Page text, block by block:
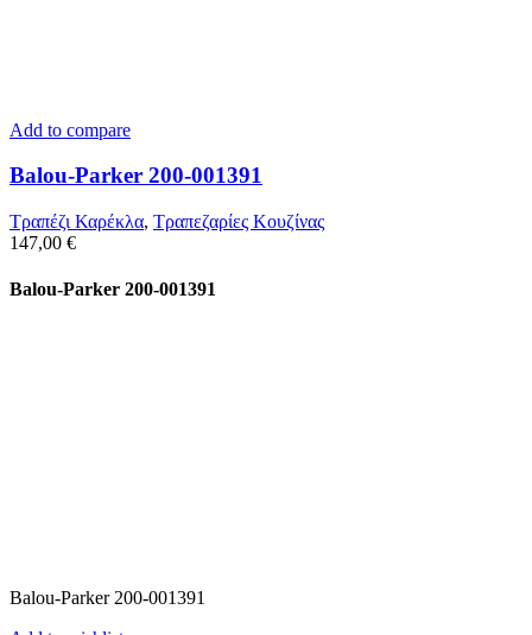
Add to compare
Balou-Parker 200-001391
Τραπέζι Καρέκλα, Τραπεζαρίες Κουζίνας
147,00 €
Balou-Parker 200-001391
Balou-Parker 200-001391